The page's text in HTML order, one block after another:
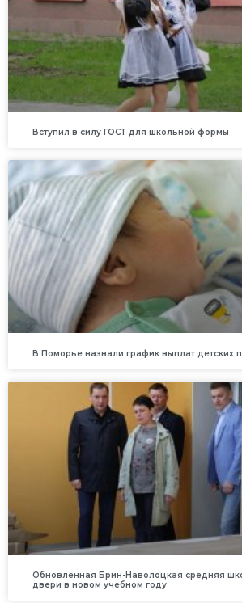
Вступил в силу ГОСТ для школьной формы
В Поморье назвали график выплат детских
Обновленная Брин-Наволоцкая средняя
двери в новом учебном году